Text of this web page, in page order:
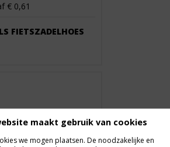
€ 0,61
FIETSZADELHOES
maakt gebruik van cookies
we mogen plaatsen. De noodzakelijke en